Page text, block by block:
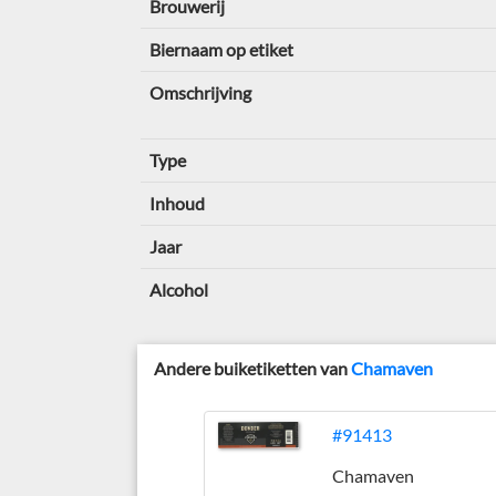
Brouwerij
Biernaam op etiket
Omschrijving
Type
Inhoud
Jaar
Alcohol
Andere buiketiketten vanChamaven
#91413
Chamaven